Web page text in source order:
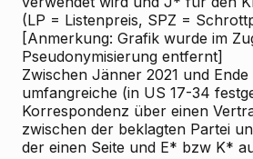
(LP = Listenpreis, SPZ =
[Anmerkung: Grafik wurde im
Pseudonymisierung entfernt]
Zwischen Jänner 2021 und
umfangreiche (in US 17-34
Korrespondenz über einen
zwischen der beklagten Partei
der einen Seite und E* bzw K*